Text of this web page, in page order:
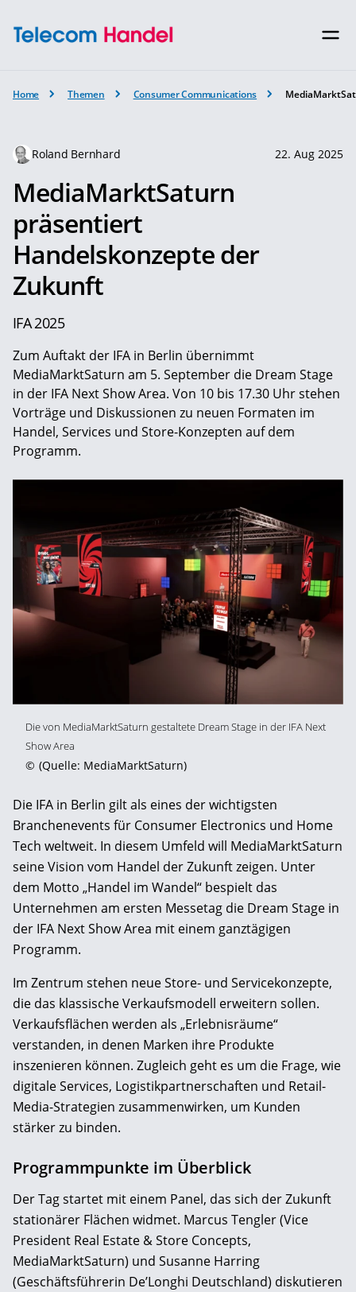
Home Themen Consumer Communications
Roland Bernhard 22. Aug 2025
MediaMarktSaturn
präsentiert
Handelskonzepte der
Zukunft
IFA 2025
Zum Auftakt der IFA in Berlin übernimmt
MediaMarktSaturn am 5. September die Dream Stage
in der IFA Next Show Area. Von 10 bis 17.30 Uhr stehen
Vorträge und Diskussionen zu neuen Formaten im
Handel, Services und Store-Konzepten auf dem
Programm.
Die von MediaMarktSaturn gestaltete Dream Stage in der IFA Next
Show Area
© (Quelle: MediaMarktSaturn)
Die IFA in Berlin gilt als eines der wichtigsten
Branchenevents für Consumer Electronics und Home
Tech weltweit. In diesem Umfeld will MediaMarktSaturn
seine Vision vom Handel der Zukunft zeigen. Unter
dem Motto „Handel im Wandel“ bespielt das
Unternehmen am ersten Messetag die Dream Stage in
der IFA Next Show Area mit einem ganztägigen
Programm.
Im Zentrum stehen neue Store- und Servicekonzepte,
die das klassische Verkaufsmodell erweitern sollen.
Verkaufsflächen werden als „Erlebnisräume“
verstanden, in denen Marken ihre Produkte
inszenieren können. Zugleich geht es um die Frage, wie
digitale Services, Logistikpartnerschaften und Retail-
Media-Strategien zusammenwirken, um Kunden
stärker zu binden.
Programmpunkte im Überblick
Der Tag startet mit einem Panel, das sich der Zukunft
stationärer Flächen widmet. Marcus Tengler (Vice
President Real Estate & Store Concepts,
MediaMarktSaturn) und Susanne Harring
(Geschäftsführerin De’Longhi Deutschland) diskutieren